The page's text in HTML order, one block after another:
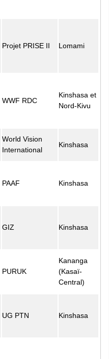
Projet PRISE II Lomami
WWF RDC
Kinshasa et
Nord-Kivu
World Vision
International
Kinshasa
PAAF Kinshasa
GIZ Kinshasa
PURUK
Kananga
(Kasaï-
Central)
UG PTN Kinshasa